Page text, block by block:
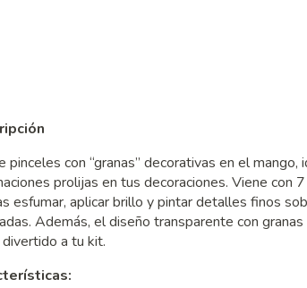
pinceles con “granas” decorativas en el mango,
prolijas en tus decoraciones. Viene con
esfumar, aplicar brillo y pintar detalles finos
Además, el diseño transparente con
a tu kit.